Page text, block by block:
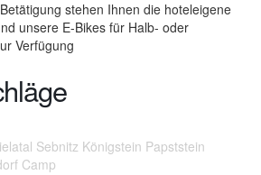
stehen Ihnen die hoteleigene
unsere E-Bikes für Halb- oder
Verfügung
Sebnitz Königstein Papststein
Camp